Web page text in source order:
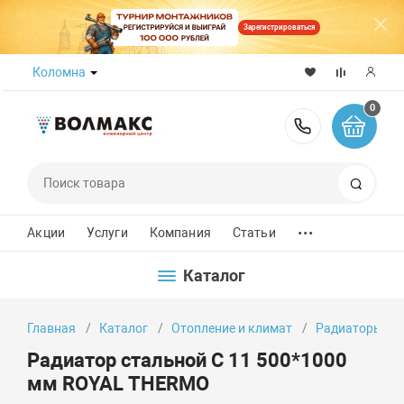
Зарегистрироваться
Коломна
8 (800)
0
Акции Услуги Компания Статьи ...
Каталог
Главная Каталог Отопление и климат Радиаторы
Радиатор стальной C 11 500*1000
мм ROYAL THERMO